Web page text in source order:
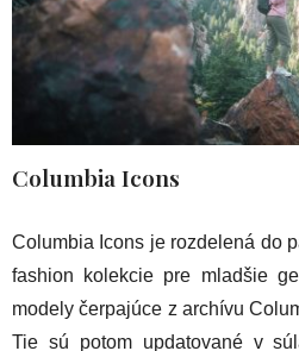
Columbia Icons
Columbia Icons je rozdelená do
fashion kolekcie pre mladšie
modely čerpajúce z archívu
Tie sú potom updatované v